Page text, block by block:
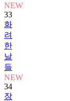
NEW
33
화
려
한
날
들
NEW
34
장